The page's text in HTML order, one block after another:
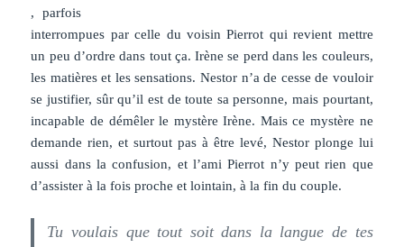
, parfois
interrompues par celle du voisin Pierrot qui revient mettre
un peu d’ordre dans tout ça. Irène se perd dans les couleurs,
les matières et les sensations. Nestor n’a de cesse de vouloir
se justifier, sûr qu’il est de toute sa personne, mais pourtant,
incapable de démêler le mystère Irène. Mais ce mystère ne
demande rien, et surtout pas à être levé, Nestor plonge lui
aussi dans la confusion, et l’ami Pierrot n’y peut rien que
d’assister à la fois proche et lointain, à la fin du couple.
Tu voulais que tout soit dans la langue de tes